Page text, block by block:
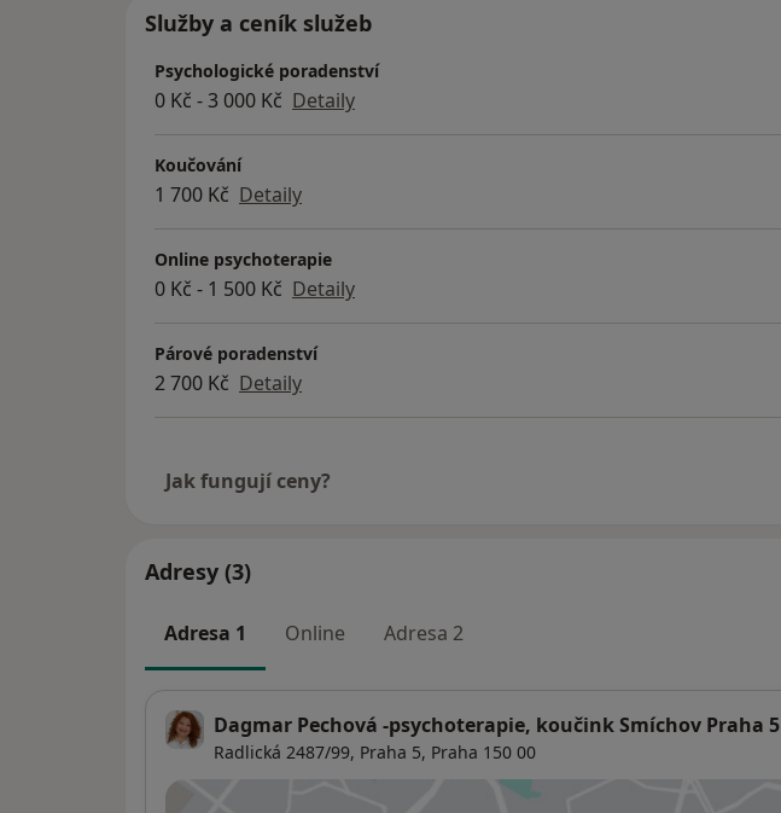
Služby a ceník služeb
Psychologické poradenství
0 Kč - 3 000 Kč Detaily
Koučování
1 700 Kč Detaily
Online psychoterapie
0 Kč - 1 500 Kč Detaily
Párové poradenství
2 700 Kč Detaily
Jak fungují ceny?
Adresy (3)
Adresa 1 Online Adresa 2
Dagmar Pechová -psychoterapie, koučink Smíchov Praha 5
Radlická 2487/99, Praha 5, Praha 150 00